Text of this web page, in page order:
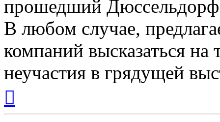
прошедший
В любом случае,
компаний высказаться
неучастия в грядущей
началу